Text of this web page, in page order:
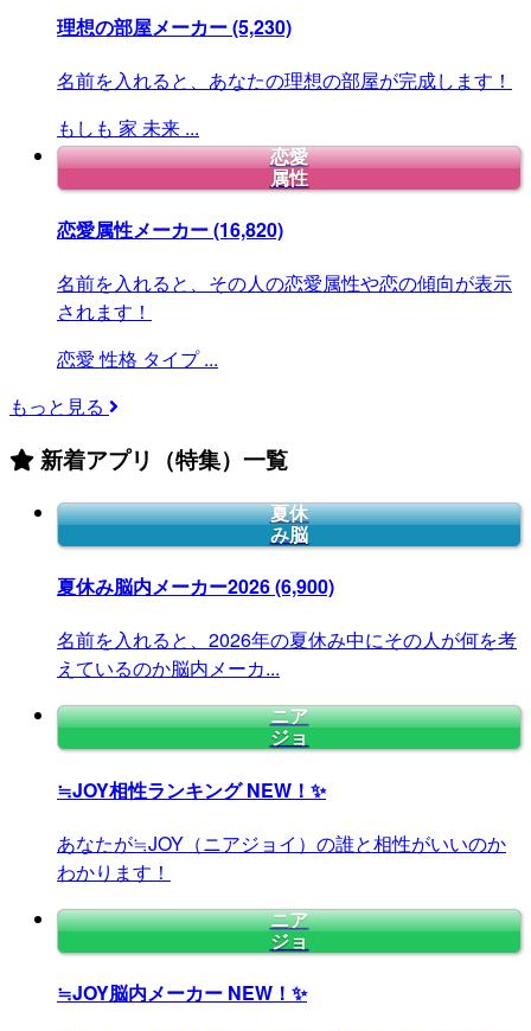
理想の部屋メーカー(5,230)
名前を入れると、あなたの理想の部屋が完成します！
もしも 家 未来 ...
恋愛
属性
恋愛属性メーカー(16,820)
名前を入れると、その人の恋愛属性や恋の傾向が表示
されます！
恋愛 性格 タイプ ...
もっと見る
新着アプリ（特集）一覧
夏休
み脳
夏休み脳内メーカー2026(6,900)
名前を入れると、2026年の夏休み中にその人が何を考
えているのか脳内メーカ...
ニア
ジョ
≒JOY相性ランキングNEW！✨
あなたが≒JOY（ニアジョイ）の誰と相性がいいのか
わかります！
ニア
ジョ
≒JOY脳内メーカー NEW！✨